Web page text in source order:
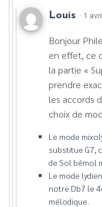
Louis · 1
Bonjour
en effet, ce
la partie «
prendre
les accords
choix de
Le mode
substitue G7,
de Sol bémol
Le mode
notre Db7 le
mélodique.